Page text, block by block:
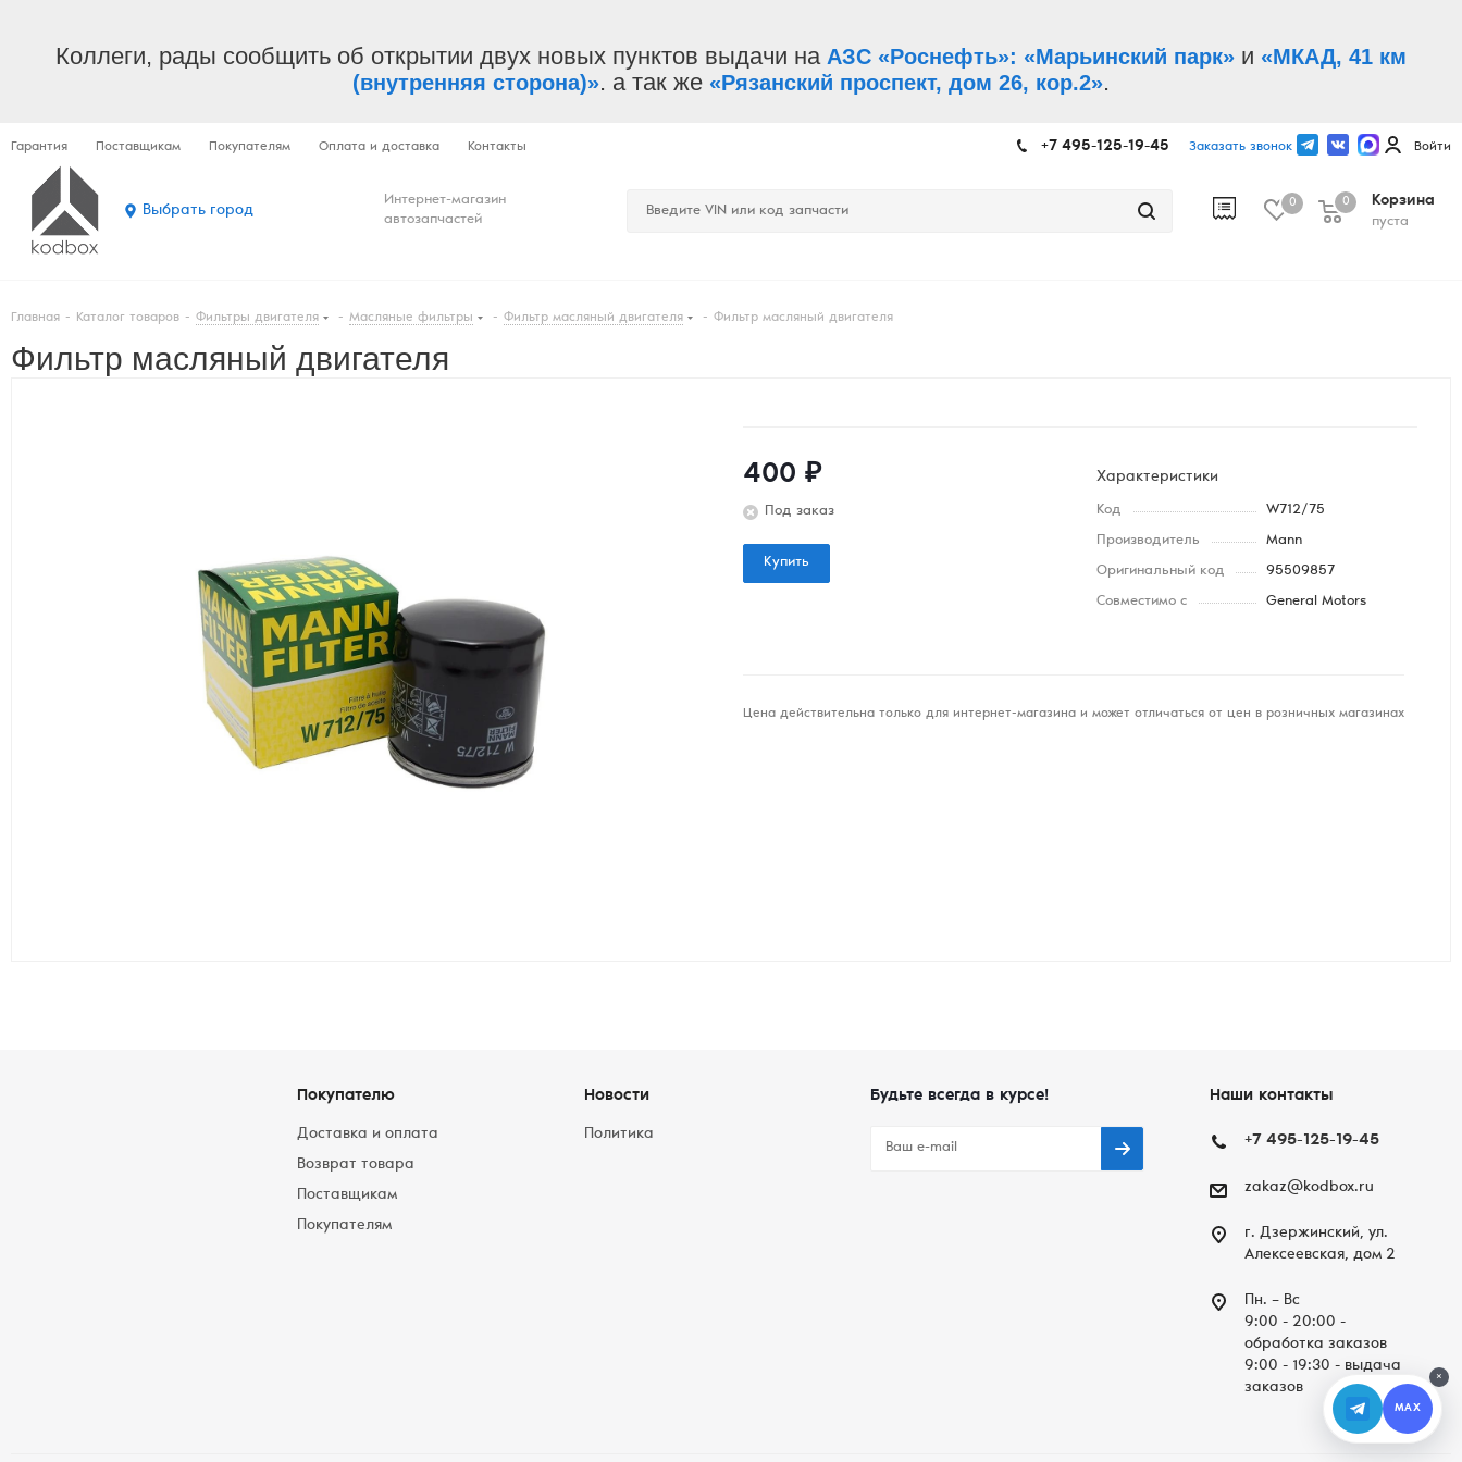
Коллеги, рады сообщить об открытии двух новых пунктов выдачи на АЗС «Роснефть»: «Марьинский парк» и «МКАД, 41 км
(внутренняя сторона)». а так же «Рязанский проспект, дом 26, кор.2».
Гарантия Поставщикам Покупателям Оплата и доставка Контакты +7 495-125-19-45 Заказать звонок Войти
Выбрать город
Интернет-магазин
автозапчастей
0
Корзина
пуста
0
Главная - Каталог товаров - Фильтры двигателя - Масляные фильтры - Фильтр масляный двигателя - Фильтр масляный двигателя
Фильтр масляный двигателя
400 ₽
Под заказ
Купить
Характеристики
Код W712/75
Производитель Mann
Оригинальный код 95509857
Совместимо с General Motors
Цена действительна только для интернет-магазина и может отличаться от цен в розничных магазинах
Покупателю
Доставка и оплата
Возврат товара
Поставщикам
Покупателям
Новости
Политика
Будьте всегда в курсе! Наши контакты
+7 495-125-19-45
zakaz@kodbox.ru
г. Дзержинский, ул.
Алексеевская, дом 2
Пн. – Вc
9:00 - 20:00 -
обработка заказов
9:00 - 19:30 - выдача
заказов
×
MAX